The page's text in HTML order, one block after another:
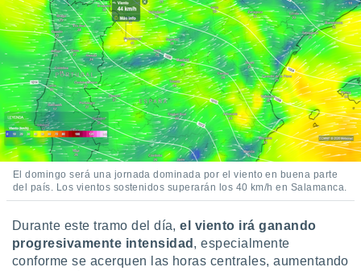
posible
traten tus
en
interés
a lo que
Para
su
u
datos
momento
en
en
El domingo será una jornada dominada por el viento en buena parte
del país. Los vientos sostenidos superarán los 40 km/h en Salamanca.
Durante este tramo del día, el viento irá ganando
progresivamente intensidad , especialmente
conforme se acerquen las horas centrales, aumentando